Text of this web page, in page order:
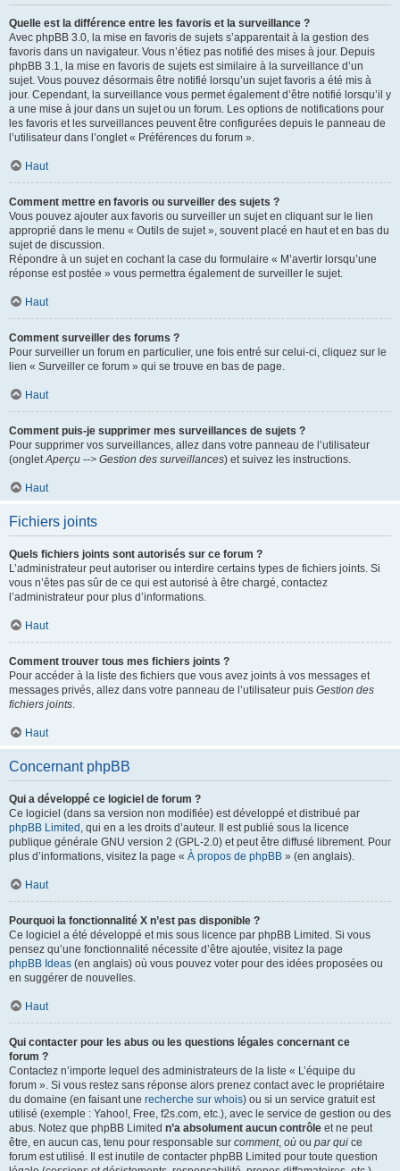
Quelle est la différence entre les favoris et la surveillance ?
Avec phpBB 3.0, la mise en favoris de sujets s’apparentait à la gestion des
favoris dans un navigateur. Vous n’étiez pas notifié des mises à jour. Depuis
phpBB 3.1, la mise en favoris de sujets est similaire à la surveillance d’un
sujet. Vous pouvez désormais être notifié lorsqu’un sujet favoris a été mis à
jour. Cependant, la surveillance vous permet également d’être notifié lorsqu’il y
a une mise à jour dans un sujet ou un forum. Les options de notifications pour
les favoris et les surveillances peuvent être configurées depuis le panneau de
l’utilisateur dans l’onglet « Préférences du forum ».
Haut
Comment mettre en favoris ou surveiller des sujets ?
Vous pouvez ajouter aux favoris ou surveiller un sujet en cliquant sur le lien
approprié dans le menu « Outils de sujet », souvent placé en haut et en bas du
sujet de discussion.
Répondre à un sujet en cochant la case du formulaire « M’avertir lorsqu’une
réponse est postée » vous permettra également de surveiller le sujet.
Haut
Comment surveiller des forums ?
Pour surveiller un forum en particulier, une fois entré sur celui-ci, cliquez sur le
lien « Surveiller ce forum » qui se trouve en bas de page.
Haut
Comment puis-je supprimer mes surveillances de sujets ?
Pour supprimer vos surveillances, allez dans votre panneau de l’utilisateur
(ongletAperçu --> Gestion des surveillances) et suivez les instructions.
Haut
Fichiers joints
Quels fichiers joints sont autorisés sur ce forum ?
L’administrateur peut autoriser ou interdire certains types de fichiers joints. Si
vous n’êtes pas sûr de ce qui est autorisé à être chargé, contactez
l’administrateur pour plus d’informations.
Haut
Comment trouver tous mes fichiers joints ?
Pour accéder à la liste des fichiers que vous avez joints à vos messages et
messages privés, allez dans votre panneau de l’utilisateur puis Gestion des
fichiers joints.
Haut
Concernant phpBB
Qui a développé ce logiciel de forum ?
Ce logiciel (dans sa version non modifiée) est développé et distribué par
phpBB Limited , qui en a les droits d’auteur. Il est publié sous la licence
publique générale GNU version 2 (GPL-2.0) et peut être diffusé librement. Pour
plus d’informations, visitez la page « À propos de phpBB » (en anglais).
Haut
Pourquoi la fonctionnalité X n’est pas disponible ?
Ce logiciel a été développé et mis sous licence par phpBB Limited. Si vous
pensez qu’une fonctionnalité nécessite d’être ajoutée, visitez la page
phpBB Ideas (en anglais) où vous pouvez voter pour des idées proposées ou
en suggérer de nouvelles.
Haut
Qui contacter pour les abus ou les questions légales concernant ce
forum ?
Contactez n’importe lequel des administrateurs de la liste « L’équipe du
forum ». Si vous restez sans réponse alors prenez contact avec le propriétaire
du domaine (en faisant une recherche sur whois) ou si un service gratuit est
utilisé (exemple : Yahoo!, Free, f2s.com, etc.), avec le service de gestion ou des
abus. Notez que phpBB Limited n’a absolument aucun contrôle et ne peut
être, en aucun cas, tenu pour responsable sur comment, où ou par qui ce
forum est utilisé. Il est inutile de contacter phpBB Limited pour toute question